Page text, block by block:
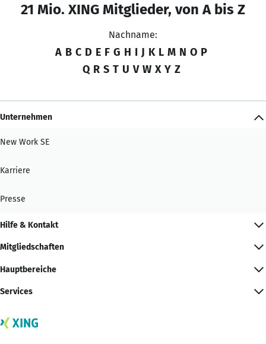
21 Mio. XING Mitglieder, von A bis Z
Nachname:
A B C D E F G H I J K L M N O P
Q R S T U V W X Y Z
Unternehmen
New Work SE
Karriere
Presse
Hilfe & Kontakt
Mitgliedschaften
Hauptbereiche
Services